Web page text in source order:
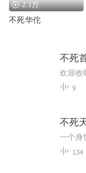
2.1万
不死华佗
不死
9
不死
134